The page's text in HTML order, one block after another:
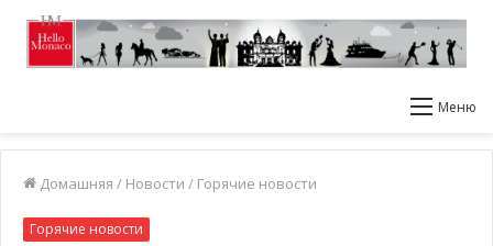
Меню
Домашняя / Новости / Горячие новости
Горячие новости